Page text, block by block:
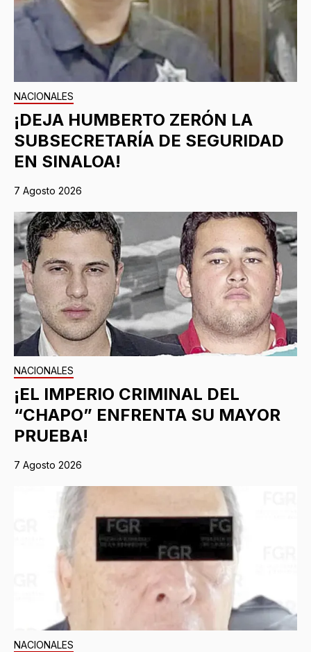
NACIONALES
¡DEJA HUMBERTO ZERÓN LA
SUBSECRETARÍA DE SEGURIDAD
EN SINALOA!
7 Agosto 2026
NACIONALES
¡EL IMPERIO CRIMINAL DEL
“CHAPO” ENFRENTA SU MAYOR
PRUEBA!
7 Agosto 2026
NACIONALES